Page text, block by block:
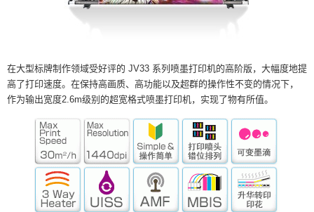
在大型标牌制作领域受好评的 JV33 系列喷墨打印机的高阶版，大幅度地提
高了打印速度。在保持高画质、高功能以及超群的操作性不变的情况下，
作为输出宽度2.6m级别的超宽格式喷墨打印机，实现了物有所值。